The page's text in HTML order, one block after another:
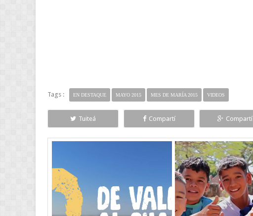
Tags : EN DESTAQUE MAYO 2015 MES DE MARÍA 2015 VIDEOS
Tuiteá Compartí Compartí